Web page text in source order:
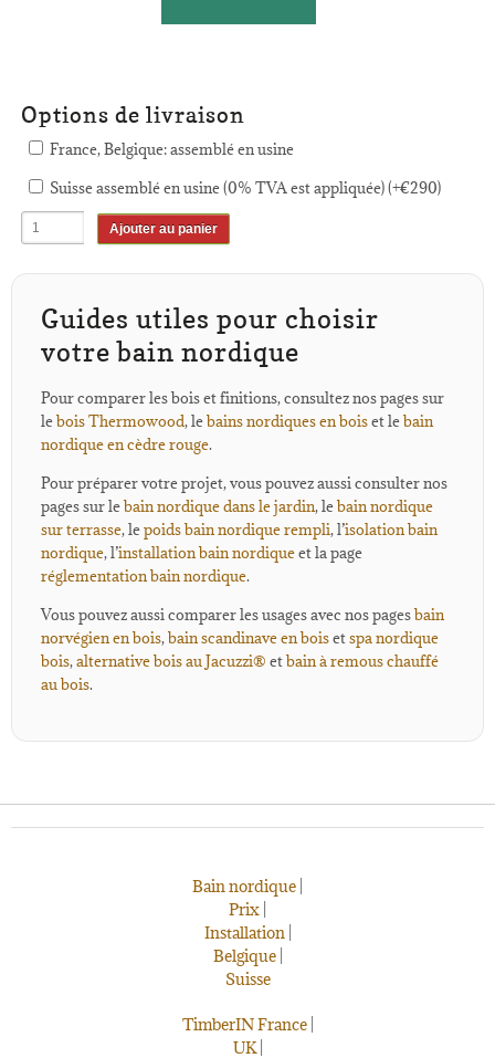
Options de livraison
France, Belgique: assemblé en usine
Suisse assemblé en usine (0% TVA est appliquée) (+€290)
Ajouter au panier
Guides utiles pour choisir
votre bain nordique
Pour comparer les bois et finitions, consultez nos pages sur
lebois Thermowood, lebains nordiques en boiset lebain
nordique en cèdre rouge.
Pour préparer votre projet, vous pouvez aussi consulter nos
pages sur lebain nordique dans le jardin, lebain nordique
sur terrasse, lepoids bain nordique rempli, l’isolation bain
nordique, l’installation bain nordiqueet la page
réglementation bain nordique.
Vous pouvez aussi comparer les usages avec nos pagesbain
norvégien en bois,bain scandinave en boisetspa nordique
bois,alternative bois au Jacuzzi® etbain à remous chauffé
au bois.
Bain nordique
Prix
Installation
Belgique|
Suisse
TimberIN France|
UK|